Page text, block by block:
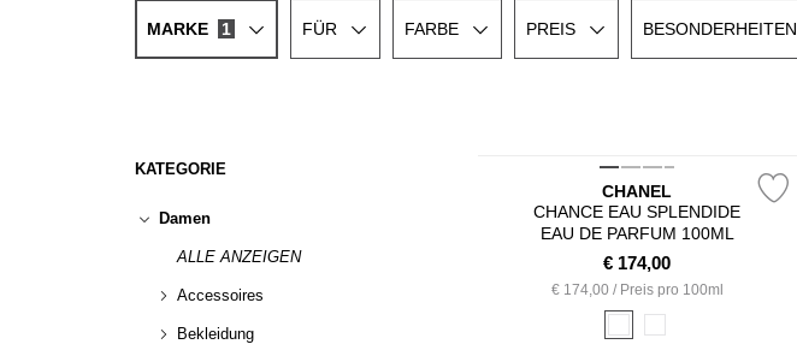
MARKE 1 FÜR FARBE PREIS BESONDERHEITEN
KATEGORIE
Damen
ALLE ANZEIGEN
Accessoires
Bekleidung
CHANEL
CHANCE EAU SPLENDIDE
EAU DE PARFUM 100ML
€ 174,00
€ 174,00 / Preis pro 100ml